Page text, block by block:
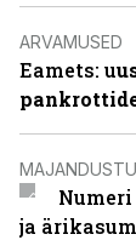
ARVAMUSED
Eamets: u
ja